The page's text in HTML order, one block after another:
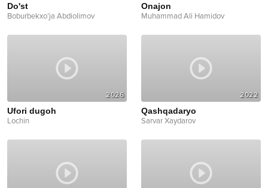
Do'st
Boburbekxo’ja Abdiolimov
Onajon
Muhammad Ali Hamidov
2026
Ufori dugoh
Lochin
2022
Qashqadaryo
Sarvar Xaydarov